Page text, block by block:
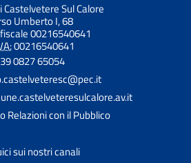
Castelvetere Sul Calore
Umberto I, 68
00216540641
00216540641
0827 65054
Relazioni con il Pubblico
sui nostri canali